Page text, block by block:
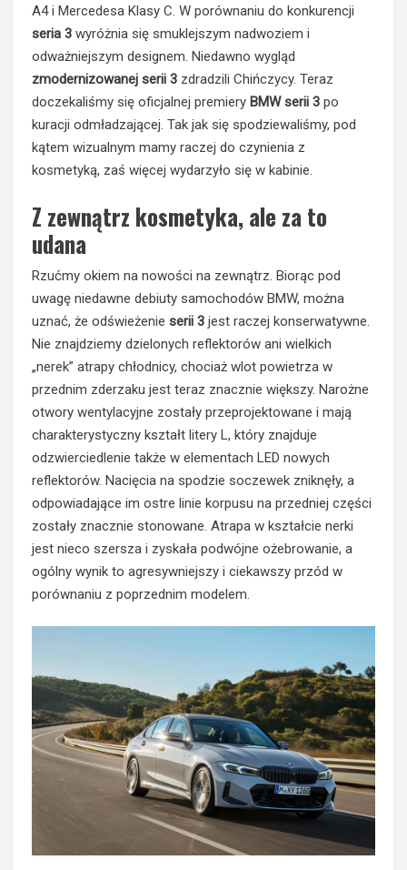
A4 i Mercedesa Klasy C. W porównaniu do konkurencji
seria 3 wyróżnia się smuklejszym nadwoziem i
odważniejszym designem. Niedawno wygląd
zmodernizowanej serii 3 zdradzili Chińczycy. Teraz
doczekaliśmy się oficjalnej premiery BMW serii 3 po
kuracji odmładzającej. Tak jak się spodziewaliśmy, pod
kątem wizualnym mamy raczej do czynienia z
kosmetyką, zaś więcej wydarzyło się w kabinie.
Z zewnątrz kosmetyka, ale za to
udana
Rzućmy okiem na nowości na zewnątrz. Biorąc pod
uwagę niedawne debiuty samochodów BMW, można
uznać, że odświeżenie serii 3 jest raczej konserwatywne.
Nie znajdziemy dzielonych reflektorów ani wielkich
„nerek” atrapy chłodnicy, chociaż wlot powietrza w
przednim zderzaku jest teraz znacznie większy. Narożne
otwory wentylacyjne zostały przeprojektowane i mają
charakterystyczny kształt litery L, który znajduje
odzwierciedlenie także w elementach LED nowych
reflektorów. Nacięcia na spodzie soczewek zniknęły, a
odpowiadające im ostre linie korpusu na przedniej części
zostały znacznie stonowane. Atrapa w kształcie nerki
jest nieco szersza i zyskała podwójne ożebrowanie, a
ogólny wynik to agresywniejszy i ciekawszy przód w
porównaniu z poprzednim modelem.